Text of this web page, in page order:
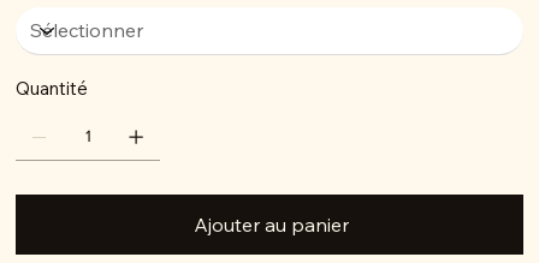
Quantité
Ajouter au panier